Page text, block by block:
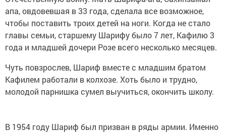
апа, овдовевшая в 33 года, сделала все возможное,
чтобы поставить троих детей на ноги. Когда не стало
главы семьи, старшему Шарифу было 7 лет, Кафилю 3
года и младшей дочери Розе всего несколько месяцев.
Чуть повзрослев, Шариф вместе с младшим братом
Кафилем работали в колхозе. Хоть было и трудно,
молодой парнишка сумел выучиться, окончить школу.
В 1954 году Шариф был призван в ряды армии. Именно